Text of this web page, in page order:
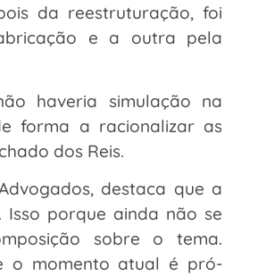
da reestruturação, foi
e a outra pela
haveria simulação na
forma a racionalizar as
dos Reis.
destaca que a
porque ainda não se
sobre o tema.
o momento atual é pró-